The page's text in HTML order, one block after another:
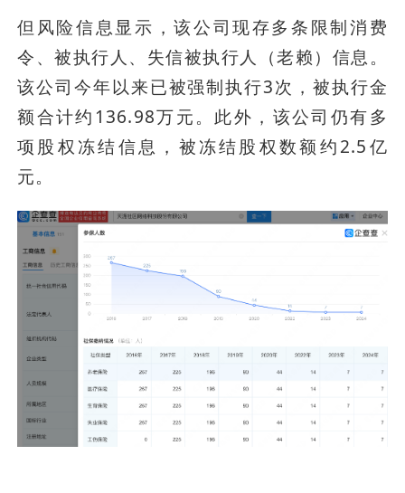
但风险信息显示，该公司现存多条限制消费
令、被执行人、失信被执行人（老赖）信息。
该公司今年以来已被强制执行3次，被执行金
额合计约136.98万元。此外，该公司仍有多
项股权冻结信息，被冻结股权数额约2.5亿
元。